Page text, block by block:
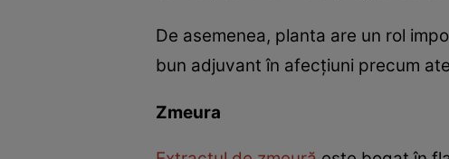
De asemenea, planta are un rol
bun adjuvant în afecţiuni precum
Zmeura